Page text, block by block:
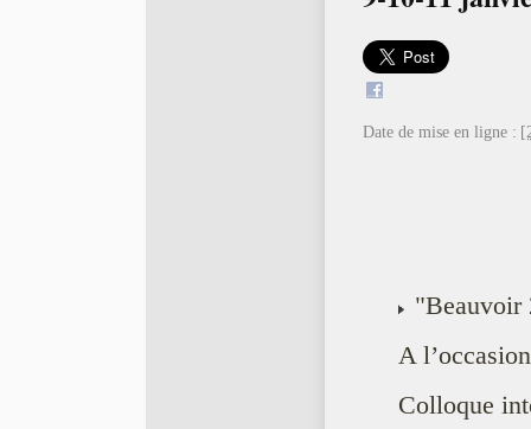
Date de mise en ligne :
"Beauvoir
A
Colloque